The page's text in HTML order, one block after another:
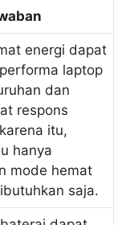
energi dapat
laptop
dan
respons
itu,
hanya
mode hemat
saja.